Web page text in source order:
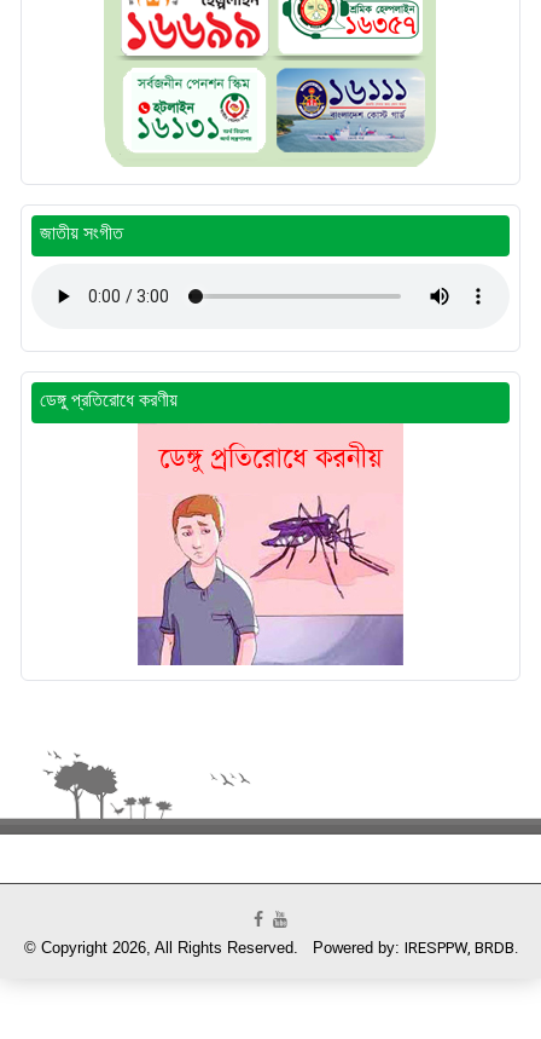
জাতীয় সংগীত
ডেঙ্গু প্রতিরোধে করণীয়
© Copyright 2026, All Rights Reserved. Powered by: IRESPPW, BRDB.